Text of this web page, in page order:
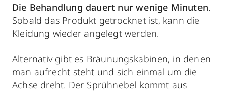
Die Behandlung dauert nur wenige Minuten.
Sobald das Produkt getrocknet ist, kann die
Kleidung wieder angelegt werden.
Alternativ gibt es Bräunungskabinen, in denen
man aufrecht steht und sich einmal um die
Achse dreht. Der Sprühnebel kommt aus